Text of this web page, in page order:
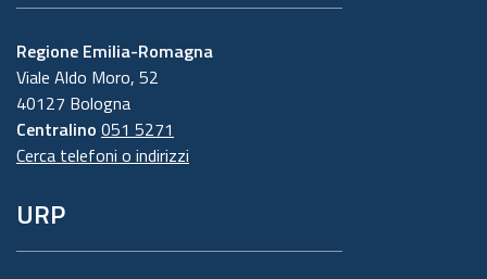
Regione Emilia-Romagna
Viale Aldo Moro, 52
40127 Bologna
Centralino 051 5271
Cerca telefoni o indirizzi
URP